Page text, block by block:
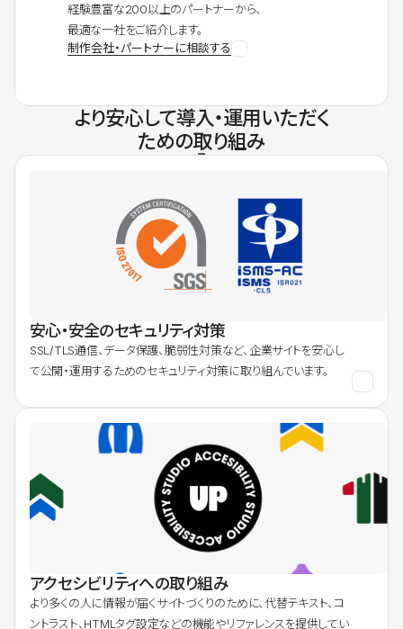
経験豊富な200以上のパートナーから、
最適な一社をご紹介します。
制作会社・パートナーに相談する
より安心して導入・運用いただく
ための取り組み
安心・安全のセキュリティ対策
SSL/TLS通信、データ保護、脆弱性対策など、企業サイトを安心し
て公開・運用するためのセキュリティ対策に取り組んでいます。
アクセシビリティへの取り組み
より多くの人に情報が届くサイトづくりのために、代替テキスト、コ
ントラスト、HTMLタグ設定などの機能やリファレンスを提供してい